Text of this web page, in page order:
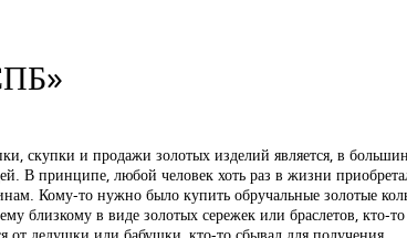
скупки и продажи золотых изделий является, в
В принципе, любой человек хоть раз в жизни
Кому-то нужно было купить обручальные золотые
близкому в виде золотых сережек или браслетов, кто-то